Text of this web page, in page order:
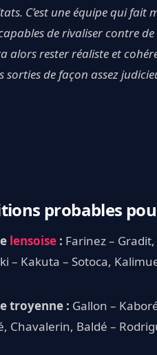
C’est une équipe qui
de rivaliser contre
alors rester réaliste et
de façon assez
probables
lensoise : Farinez –
– Kakuta – Sotoca,
troyenne : Gallon –
Chavalerin, Baldé –